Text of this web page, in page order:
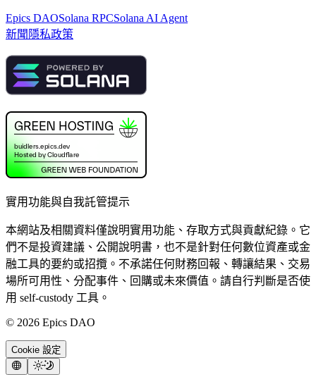
Epics DAOSolana RPCSolana AI Agent
新聞 隱私政策
實用功能與自我託管提示
本網站及相關資料僅說明實用功能、存取方式與貢獻紀錄。它
們不是投資建議、公開說明書，也不是針對任何數位資產或金
融工具的要約或招攬。不承諾任何財務回報、轉讓結果、交易
場所可用性、分配事件、回購或未來價值。請自行判斷是否使
用 self-custody 工具。
© 2026 Epics DAO
Cookie 設定